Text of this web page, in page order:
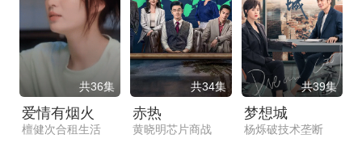
共36集
爱情有烟火
檀健次合租生活
共34集
赤热
黄晓明芯片商战
共39集
梦想城
杨烁破技术垄断